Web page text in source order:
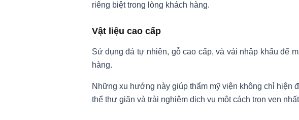
riêng biệt trong lòng khách hàng.
Vật liệu cao cấp
Sử dụng đá tự nhiên, gỗ cao cấp, và vải nhập khẩu để
hàng.
Những xu hướng này giúp thẩm mỹ viện không chỉ hiện
thể thư giãn và trải nghiệm dịch vụ một cách trọn vẹn